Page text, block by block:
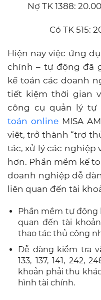
Nợ TK 1388:
Có TK 515:
Hiện nay việc ứng
chính – tự động đã
kế toán các doanh
tiết kiệm thời gian
công cụ quản lý tự
toán online MISA
việt, trở thành “trợ
tác, xử lý các nghiệp
hơn. Phần mềm kế
doanh nghiệp dễ
liên quan đến tài
Phần mềm tự động
quan đến tài
thao tác thủ công
Dễ dàng kiểm tra
133, 137, 141, 242,
khoản phải thu
hình tài chính.